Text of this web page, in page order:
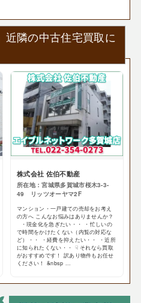
近隣の中古住宅買取に
株式会社 佐伯不動産
所在地：宮城県多賀城市桜木3-3-
49 リッツオーヤマ2F
マンション・一戸建ての売却をお考え
の方へ こんなお悩みはありませんか？
・現金化を急ぎたい・・ ・忙しいの
で時間をかけたくない（内覧の対応な
ど）・・ ・経費を抑えたい・・ ・近所
に知られたくない・・ ☟ それなら買取
がおすすめです！ 訳あり物件もお任せ
ください！ &nbsp ...